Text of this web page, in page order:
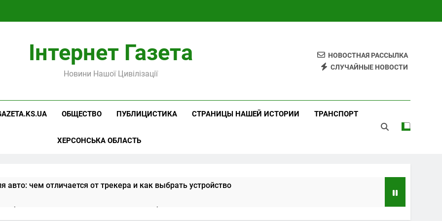
Інтернет Газета
Новини Нашої Цивілізації
НОВОСТНАЯ РАССЫЛКА
СЛУЧАЙНЫЕ НОВОСТИ
ОБЩЕСТВО ПУБЛИЦИСТИКА СТРАНИЦЫ НАШЕЙ ИСТОРИИ ТРАНСПОРТ
ХЕРСОНСЬКА ОБЛАСТЬ
авто: чем отличается от трекера и как выбрать устройство
контрольно-измерительного оборудования: стандарты и практики